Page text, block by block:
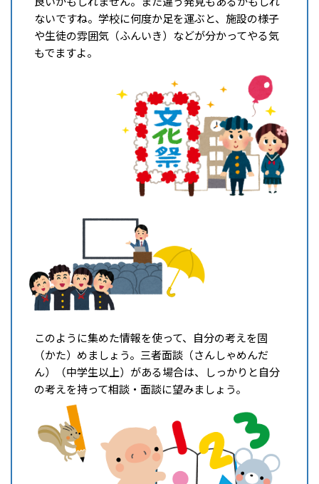
ないですね。学校に何度か足を運ぶと、施設の様子
や生徒の雰囲気（ふんいき）などが分かってやる気
もでますよ。
このように集めた情報を使って、自分の考えを固
（かた）めましょう。三者面談（さんしゃめんだ
ん）（中学生以上）がある場合は、しっかりと自分
の考えを持って相談・面談に望みましょう。